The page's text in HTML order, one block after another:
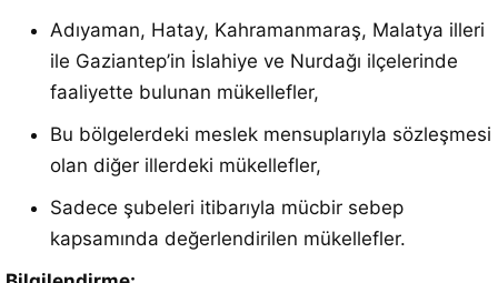
Adıyaman, Hatay, Kahramanmaraş, Malatya illeri
ile Gaziantep’in İslahiye ve Nurdağı ilçelerinde
faaliyette bulunan mükellefler,
Bu bölgelerdeki meslek mensuplarıyla sözleşmesi
olan diğer illerdeki mükellefler,
Sadece şubeleri itibarıyla mücbir sebep
kapsamında değerlendirilen mükellefler.